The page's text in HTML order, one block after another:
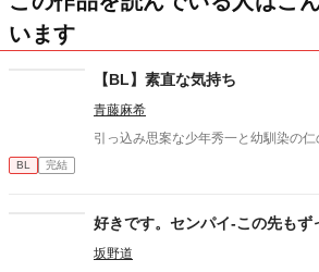
います
【BL】素直な気持ち
青藤麻希
引っ込み思案な少年秀一と幼馴染の仁
BL 完結
好きです。センパイ-この先もず
坂野道